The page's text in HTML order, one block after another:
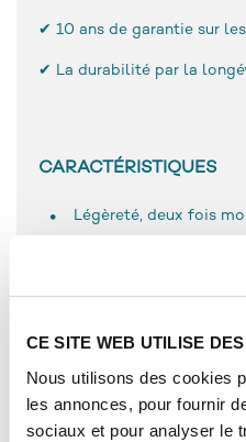
CE SITE WEB UTILISE
Nous utilisons des cookies
les annonces, pour fournir
sociaux et pour analyser le
✔ 10 ans de garantie sur
✔ La durabilité par la
CARACTÉRISTIQUES
Légèreté, deux fois
Grande malléabilité
Résistance UV
Grande longévité
Très bonne
base de solvant